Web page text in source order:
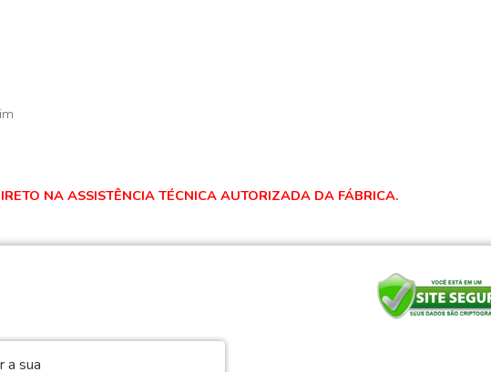
NA ASSISTÊNCIA TÉCNICA AUTORIZADA DA FÁBRICA.
a sua